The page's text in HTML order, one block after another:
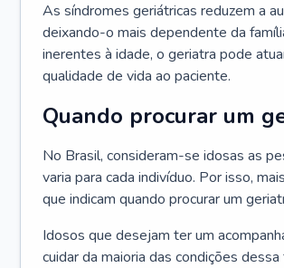
As síndromes geriátricas reduzem a
deixando-o mais dependente da
inerentes à idade, o geriatra pode
qualidade de vida ao paciente.
Quando procurar um
No Brasil, consideram-se idosas as
varia para cada indivíduo. Por isso,
que indicam quando procurar um
Idosos que desejam ter um
cuidar da maioria das condições dessa